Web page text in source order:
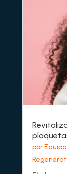
porEquipo